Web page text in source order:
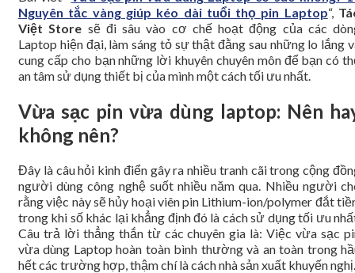
Nguyên tắc vàng giúp kéo dài tuổi thọ pin Laptop“,
Việt Store sẽ đi sâu vào cơ chế hoạt động của các
Laptop hiện đại, làm sáng tỏ sự thật đằng sau những lo lắng
cung cấp cho bạn những lời khuyên chuyên môn để bạn có
an tâm sử dụng thiết bị của mình một cách tối ưu nhất.
Vừa sạc pin vừa dùng laptop: Nên
không nên?
Đây là câu hỏi kinh điển gây ra nhiều tranh cãi trong cộng
người dùng công nghệ suốt nhiều năm qua. Nhiều người
rằng việc này sẽ hủy hoại viên pin Lithium-ion/polymer đắt
trong khi số khác lại khẳng định đó là cách sử dụng tối ưu
Câu trả lời thẳng thắn từ các chuyên gia là: Việc vừa sạc
vừa dùng Laptop hoàn toàn bình thường và an toàn trong
hết các trường hợp, thậm chí là cách nhà sản xuất khuyến nghị.